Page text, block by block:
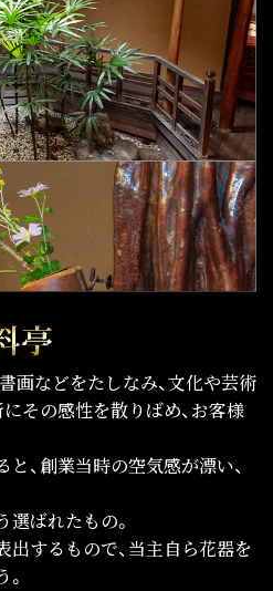
画などをたしなみ、文化や芸術
その感性を散りばめ、お客様
、創業当時の空気感が漂い、
ばれたもの。
するもので、当主自ら花器を